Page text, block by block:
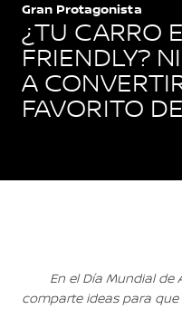
Gran Protagonista
¿TU CARRO
FRIENDLY?
A
FAVORITO
En el Día Mundial
comparte ideas para